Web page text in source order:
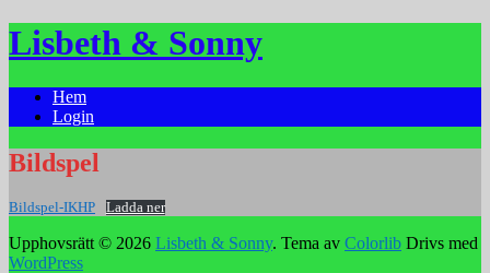
Hoppa
till
Lisbeth & Sonny
Hem
Login
Bildspel
Bildspel-IKHP Ladda ner
Upphovsrätt © 2026 Lisbeth & Sonny. Tema av Colorlib Drivs med
WordPress